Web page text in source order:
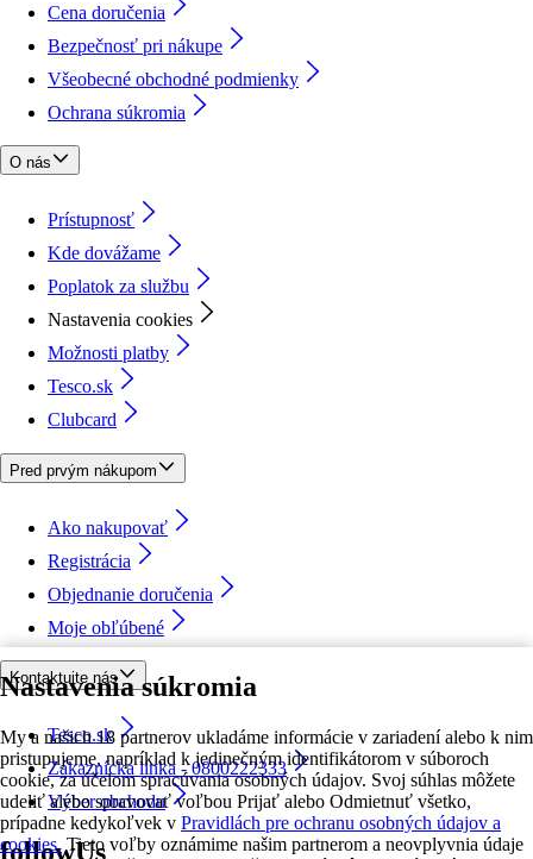
Nastavenia súkromia
My a našich 18 partnerov ukladáme informácie v zariadení alebo k nim
pristupujeme, napríklad k jedinečným identifikátorom v súboroch
cookie, za účelom spracúvania osobných údajov. Svoj súhlas môžete
udeliť alebo spravovať voľbou Prijať alebo Odmietnuť všetko,
prípadne kedykoľvek v Pravidlách pre ochranu osobných údajov a
cookies. Tieto voľby oznámime našim partnerom a neovplyvnia údaje
Cena doručenia
Bezpečnosť pri nákupe
Všeobecné obchodné podmienky
Ochrana súkromia
O nás
Prístupnosť
Kde dovážame
Poplatok za službu
Nastavenia cookies
Možnosti platby
Tesco.sk
Clubcard
Pred prvým nákupom
Ako nakupovať
Registrácia
Objednanie doručenia
Moje obľúbené
Kontaktujte nás
Tesco.sk
Zákaznícka linka - 0800222333
Výber obchodu
followUs